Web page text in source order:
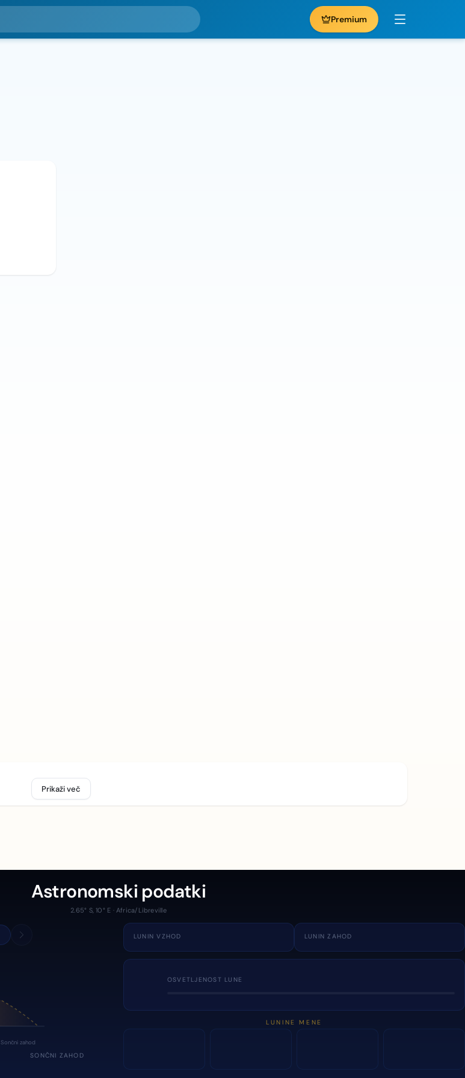
Premium
Prikaži več
Astronomski podatki
2.65° S, 10° E · Africa/Libreville
Sončni zahod
SONČNI ZAHOD
LUNIN VZHOD LUNIN ZAHOD
OSVETLJENOST LUNE
LUNINE MENE